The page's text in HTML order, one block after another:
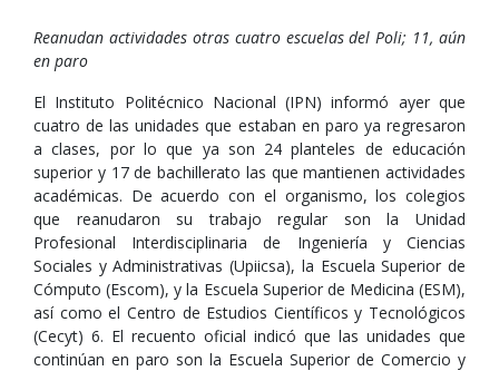
Reanudan actividades otras cuatro escuelas del Poli; 11, aún
en paro
El Instituto Politécnico Nacional (IPN) informó ayer que
cuatro de las unidades que estaban en paro ya regresaron
a clases, por lo que ya son 24 planteles de educación
superior y 17 de bachillerato las que mantienen actividades
académicas. De acuerdo con el organismo, los colegios
que reanudaron su trabajo regular son la Unidad
Profesional Interdisciplinaria de Ingeniería y Ciencias
Sociales y Administrativas (Upiicsa), la Escuela Superior de
Cómputo (Escom), y la Escuela Superior de Medicina (ESM),
así como el Centro de Estudios Científicos y Tecnológicos
(Cecyt) 6. El recuento oficial indicó que las unidades que
continúan en paro son la Escuela Superior de Comercio y